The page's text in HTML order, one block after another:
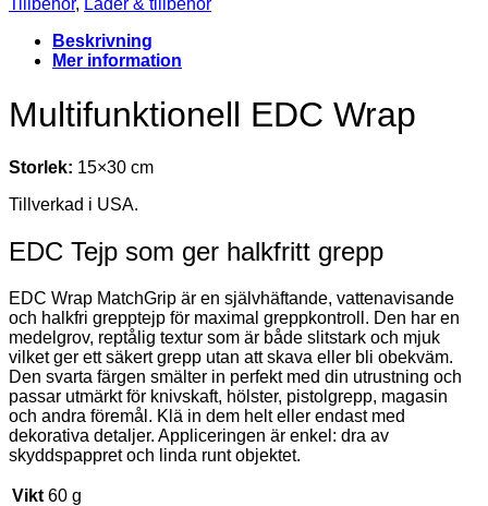
Tillbehör, Läder & tillbehör
Beskrivning
Mer information
Multifunktionell EDC Wrap
Storlek: 15×30 cm
Tillverkad i USA.
EDC Tejp som ger halkfritt grepp
EDC Wrap MatchGrip är en självhäftande, vattenavisande
och halkfri grepptejp för maximal greppkontroll. Den har en
medelgrov, reptålig textur som är både slitstark och mjuk
vilket ger ett säkert grepp utan att skava eller bli obekväm.
Den svarta färgen smälter in perfekt med din utrustning och
passar utmärkt för knivskaft, hölster, pistolgrepp, magasin
och andra föremål. Klä in dem helt eller endast med
dekorativa detaljer. Appliceringen är enkel: dra av
skyddspappret och linda runt objektet.
Vikt 60 g